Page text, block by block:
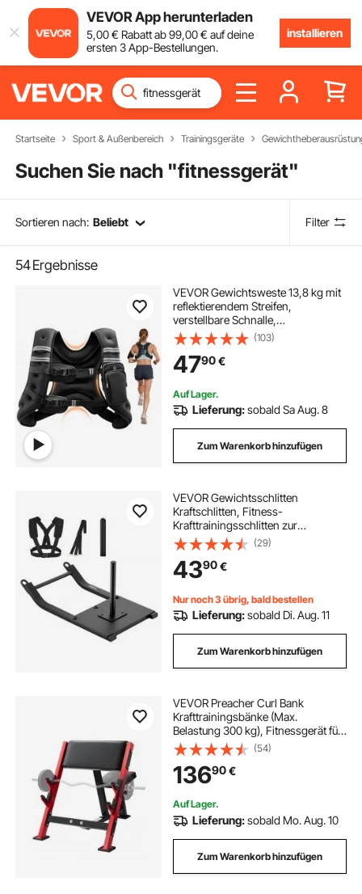
VEVOR App herunterladen
5,00€ Rabatt ab99,00€ auf deine
ersten 3 App-Bestellungen.
installieren
Startseite Sport & Außenbereich Trainingsgeräte
Suchen Sie nach "fitnessgerät"
Sortieren nach: Beliebt Filter
54Ergebnisse
VEVOR Gewichtsweste 13,8 kg mit
reflektierendem Streifen,
verstellbare Schnalle,
Körpergewichtsweste für Männer
und Frauen, Trainingsgerät für
Krafttraining Laufen Joggen Fitness
Gewichtsverlust
(103)
4790€
Auf Lager.
Lieferung:sobald Sa Aug. 8
Zum Warenkorb hinzufügen
VEVOR Gewichtsschlitten
Kraftschlitten, Fitness-
Krafttrainingsschlitten zur
Verbesserung der Geschwindigkeit
bei sportlichen Übungen,
Fitnessgerät mit Gurt, kompatibel
mit 25/51 mm Gewichtsscheiben
(29)
4390€
Nur noch 3 übrig, bald bestellen
Lieferung:sobald Di. Aug. 11
Zum Warenkorb hinzufügen
VEVOR Preacher Curl Bank
Krafttrainingsbänke (Max.
Belastung 300 kg), Fitnessgerät für
das Heim-Fitnessstudio, isolierte
Langhantelsstation Bizepsstation
mit sitzendem Arm, verstellbare
Hantelbank
(54)
13690€
Auf Lager.
Lieferung:sobald Mo. Aug. 10
Zum Warenkorb hinzufügen